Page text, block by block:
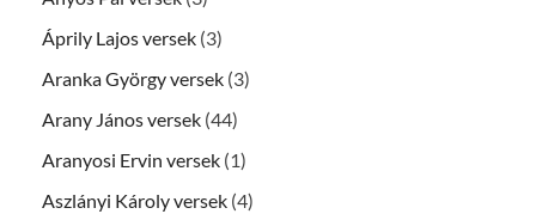
Áprily Lajos versek (3)
Aranka György versek (3)
Arany János versek (44)
Aranyosi Ervin versek (1)
Aszlányi Károly versek (4)